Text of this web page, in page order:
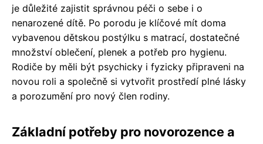
je důležité zajistit správnou péči o sebe i o
nenarozené dítě. Po porodu je klíčové mít doma
vybavenou dětskou postýlku s matrací, dostatečné
množství oblečení, plenek a potřeb pro hygienu.
Rodiče by měli být psychicky i fyzicky připraveni na
novou roli a společně si vytvořit prostředí plné lásky
a porozumění pro nový člen rodiny.
Základní potřeby pro novorozence a